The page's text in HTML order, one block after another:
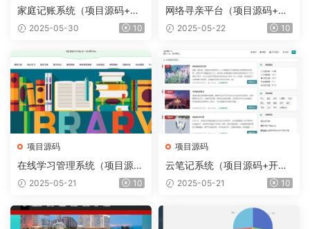
家庭记账系统（项目源码+开
发文档）
2025-05-30 10
网络寻亲平台（项目源码+开
发文档）
2025-05-22 10
项目源码
在线学习管理系统（项目源码
+开发文档）
2025-05-21 10
项目源码
云笔记系统（项目源码+开发
文档）
2025-05-21 10